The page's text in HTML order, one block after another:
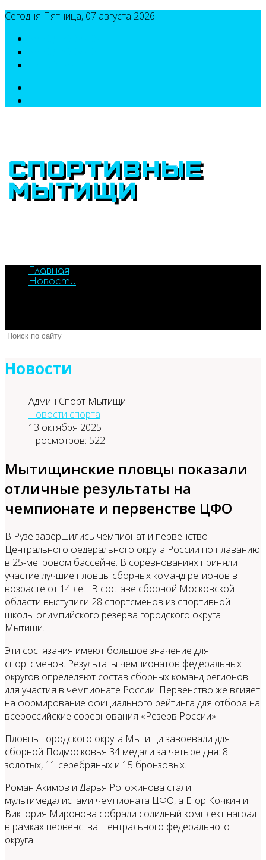
Сегодня Пятница, 07 августа 2026
Главная
Новости
Новости
Админ Спорт Мытищи
Новости спорта
13 октября 2025
Просмотров: 522
Мытищинские пловцы показали
отличные результаты на
чемпионате и первенстве ЦФО
В Рузе завершились чемпионат и первенство
Центрального федерального округа России по плаванию
в 25-метровом бассейне. В соревнованиях приняли
участие лучшие пловцы сборных команд регионов в
возрасте от 14 лет. В составе сборной Московской
области выступили 28 спортсменов из спортивной
школы олимпийского резерва городского округа
Мытищи.
Эти состязания имеют большое значение для
спортсменов. Результаты чемпионатов федеральных
округов определяют состав сборных команд регионов
для участия в чемпионате России. Первенство же влияет
на формирование официального рейтинга для отбора на
всероссийские соревнования «Резерв России».
Пловцы городского округа Мытищи завоевали для
сборной Подмосковья 34 медали за четыре дня: 8
золотых, 11 серебряных и 15 бронзовых.
Роман Акимов и Дарья Рогожинова стали
мультимедалистами чемпионата ЦФО, а Егор Кочкин и
Виктория Миронова собрали солидный комплект наград
в рамках первенства Центрального федерального
округа.